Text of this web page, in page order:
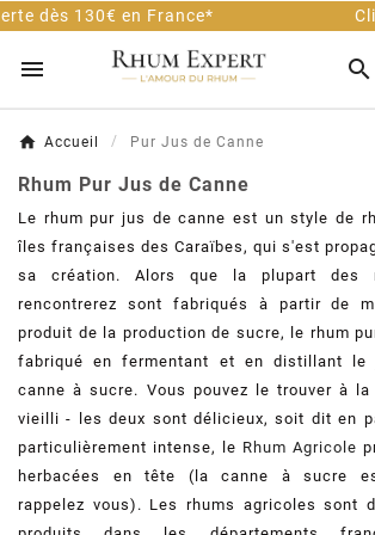
Client 100% Satisfait - 9.8/10
 
Accueil Pur Jus de Canne
Rhum Pur Jus de Canne
Le rhum pur jus de canne est un style de
îles françaises des Caraïbes, qui s'est
sa création. Alors que la plupart des
rencontrerez sont fabriqués à partir de
produit de la production de sucre, le rhum
fabriqué en fermentant et en distillant
canne à sucre. Vous pouvez le trouver à
vieilli - les deux sont délicieux, soit dit en
particulièrement intense, le Rhum Agricole
herbacées en tête (la canne à sucre
rappelez vous). Les rhums agricoles sont